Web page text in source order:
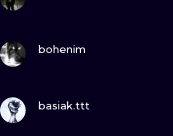
bohenim
basiak.ttt